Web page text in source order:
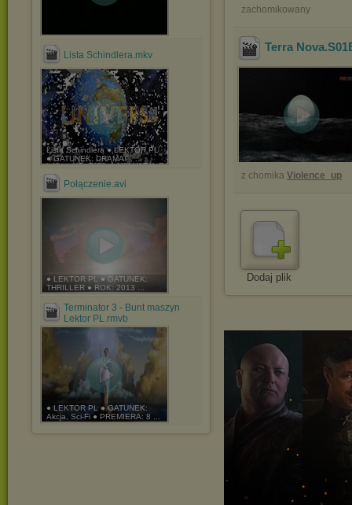
Lista Schindlera.mkv
Lista Schindlera ● LEKTOR PL
● GATUNEK: DRAMAT , ...
Połączenie.avi
● LEKTOR PL ● GATUNEK:
THRILLER ● ROK: 2013 ...
Terminator 3 - Bunt maszyn
Lektor PL.rmvb
● LEKTOR PL ● GATUNEK:
Akcja, Sci-Fi ● PREMIERA: 8 ...
zachomikowany
Terra
z chomika Violence_up
Dodaj plik